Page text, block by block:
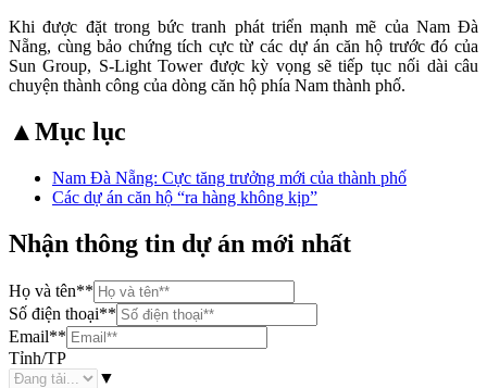
Khi được đặt trong bức tranh phát triển mạnh mẽ của Nam Đà
Nẵng, cùng bảo chứng tích cực từ các dự án căn hộ trước đó của
Sun Group, S-Light Tower được kỳ vọng sẽ tiếp tục nối dài câu
chuyện thành công của dòng căn hộ phía Nam thành phố.
▲Mục lục
Nam Đà Nẵng: Cực tăng trưởng mới của thành phố
Các dự án căn hộ “ra hàng không kịp”
Nhận thông tin dự án mới nhất
Họ và tên**
Số điện thoại**
Email**
Tỉnh/TP
▼